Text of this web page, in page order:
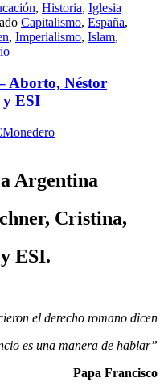
, Historia, Iglesia
Capitalismo, España,
, Imperialismo, Islam,
Aborto, Néstor
ESI
Argentina
Cristina,
ESI.
el derecho romano dicen
es una manera de hablar”
Papa Francisco